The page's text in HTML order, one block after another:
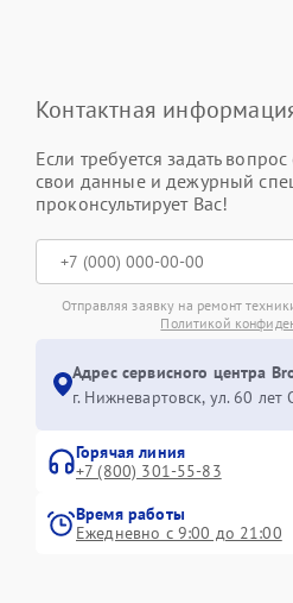
Контактная
Если требуется задать вопрос
свои данные и дежурный
проконсультирует Вас!
Отправляя заявку на ремонт
Политикой
Адрес сервисного центра
г. Нижневартовск, ул. 60 лет
Горячая линия
+7 (800) 301-55-83
Время работы
Ежедневно с 9:00 до 21:00